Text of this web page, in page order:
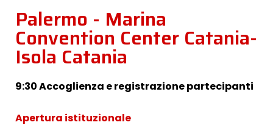
Palermo - Marina
Convention Center Catania-
Isola Catania
9:30 Accoglienza e registrazione partecipanti
Apertura istituzionale